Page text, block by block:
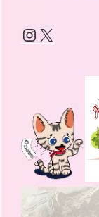
Instagram
X